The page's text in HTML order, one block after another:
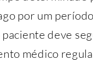
por um
paciente deve
médico